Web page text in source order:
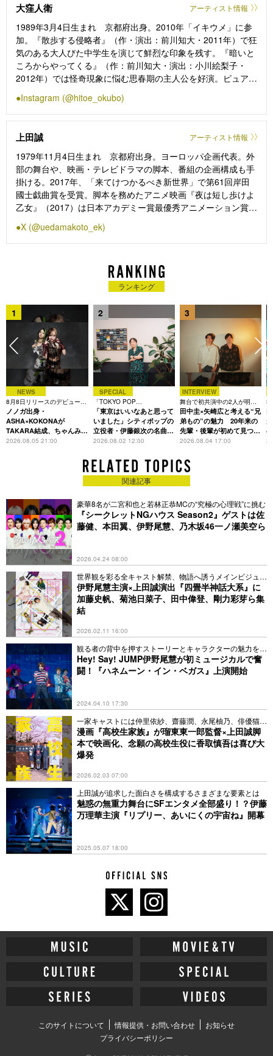
す』（25）、『海辺へ行く道』（25）【舞台】東京喜劇 熱海
五郎一座 新橋演舞場シリーズ第11弾『黄昏のリストランテ ～
復讐はラストオーダーのあとで～』（25）、『No.9-不滅の旋
律-』（24・20・18）、『Change the World』『メイジ・ザ・
キャッツアイ』（24）などがある。
現在、映画『お終活3 幸春！人生メモリーズ』（26年5月公
開）、舞台『メイジ・ザ・キャッツアイ』再演（26年9～11
月）を控えている。
大窪人衛 アーティスト情報
1989年3月4日生まれ 京都府出身。2010年「イキウメ」に参
加。『散歩する侵略者』（作・演出：前川知大・2011年）で狂
気のある大人びた中学生を演じて鮮烈な印象を残す。『暗いと
ころからやってくる』（作：前川知大・演出：小川絵梨子・
2012年）では怪奇現象に悩む思春期の主人公を好演。ピュアで
ろが魅力。主な出演作に映画『恋愛裁判』（監督：深田晃
司）、『閉鎖病棟』（監督：平山秀幸）、ドラマ NHK連続テ
シーン・ブルース』（作:上田誠・演出：諏訪雅）、二兎社『歌
わせたい男たち』（作・演出：永井愛）など。2025年のイキウ
メ公演『ずれる』の演技にて第33回読売演劇大賞優秀男優賞を
受賞。
Instagram (@hitoe_okubo)
上田誠 アーティスト情報
1979年11月4日生まれ 京都府出身。ヨーロッパ企画代表。外
部の舞台や、映画・テレビドラマの脚本、番組の企画構成も手
掛ける。2017年、「来てけつかるべき新世界」で第61回岸田
國士戯曲賞を受賞。脚本を務めたアニメ映画『夜は短し歩けよ
乙女』（2017）は日本アカデミー賞最優秀アニメーション賞を
で僕ら』（2020）は多数の海外映画祭で受賞。近年手掛けた作
品に、映画『リライト』脚本（25）、舞台『リプリー、あいに
ラザーズ・ムービー』日本語版台本（23）、テレビドラマ『時
をかけるな、恋人たち』脚本（23・カンテレ）、アニメ『四畳
乙女』脚本・演出（21）、テレビドラマ『グラップラー刃牙は
BLではないかと考え続けた乙女の記録ッッ』脚本（21・
WOWOW）、配信『リラックマと遊園地』脚本（21・Netflix）
などがある。
X (@uedamakoto_ek)
ランキング
1
NEWS
8月8日リリースのデビュー曲
は「Time is money」
ノノガ出身・
ASHA×KOKONAが
TAKARA結成、ちゃんみな
主宰レーベル第2弾アーテ
2026.08.05 21:00
2
SPECIAL
「TOKYO POP
CHRONICLE」特集
「東京はいいなあと思って
いました」シティポップの
立役者・伊藤銀次の名曲回
想録
2026.08.02 12:00
3
INTERVIEW
舞台で初共演中の2人が明か
す、今の自分をつくる恩人の
存在
田中圭×矢崎広と考える“兄
弟もの”の魅力 20年来の
先輩・後輩が初めて見つけ
た互いの共通点とは
2026.08.04 17:00
3
関連記事
豪華8名が二宮和也と若林正恭MCの“究極の心理戦”に挑む
『シークレットNGハウス Season2』ゲストは佐
藤健、本田翼、伊野尾慧、乃木坂46一ノ瀬美空ら
2026.04.24 08:00
世界観を彩る全キャスト解禁、物語へ誘うメインビジュア
ルも
伊野尾慧主演×上田誠演出『四畳半神話大系』に
加藤史帆、菊池日菜子、田中偉登、剛力彩芽ら集
結
2026.02.11 16:00
観る者の背中を押すストーリーとキャラクターの魅力を解
説
Hey! Say! JUMP伊野尾慧が初ミュージカルで奮
闘！『ハネムーン・イン・ベガス』上演開始
2024.04.10 17:30
一家キャストには仲里依紗、齋藤潤、永尾柚乃、俳優猫の
大福
漫画『高校生家族』が瑠東東一郎監督×上田誠脚
本で映画化、念願の高校生役に香取慎吾は喜び大
爆発
2026.02.03 07:00
上田誠が追求した面白さを構成するさまざまな要素とは
魅惑の無重力舞台にSFエンタメ全部盛り！？伊藤
万理華主演『リプリー、あいにくの宇宙ね』開幕
2025.05.07 18:00
このサイトについて 情報提供・お問い合わせ
お知らせ
プライバシーポリシー